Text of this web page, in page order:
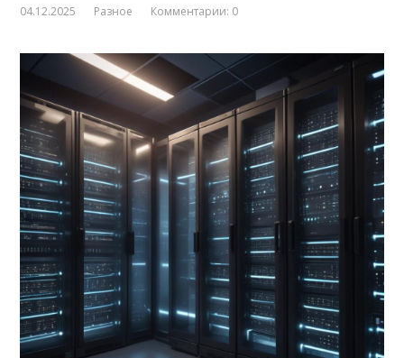
04.12.2025 Разное Комментарии: 0